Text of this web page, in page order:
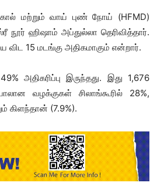
மற்றும் வாய் புண் நோய் (HFMD)
நூர் ஹிஷாம் அப்துல்லா தெரிவித்தார்.
15 மடங்கு அதிகமாகும் என்றார்.
அதிகரிப்பு இருந்தது. இது 1,676
வழக்குகள் சிலாங்கூரில் 28%,
கிளந்தான் (7.9%).